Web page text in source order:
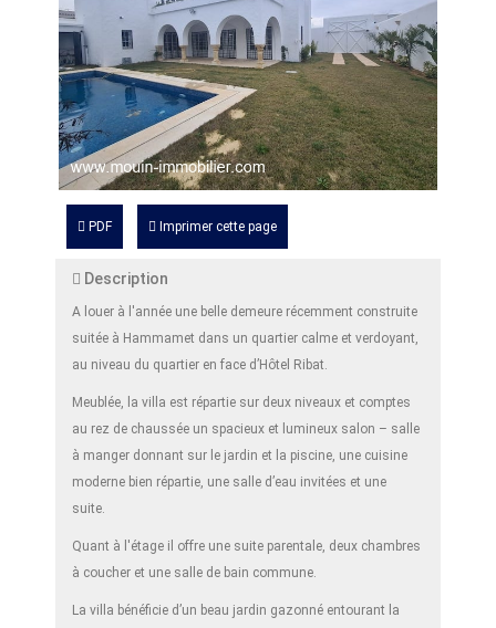
PDF Imprimer cette page
Description
A louer à l'année une belle demeure récemment construite
suitée à Hammamet dans un quartier calme et verdoyant,
au niveau du quartier en face d’Hôtel Ribat.
Meublée, la villa est répartie sur deux niveaux et comptes
au rez de chaussée un spacieux et lumineux salon – salle
à manger donnant sur le jardin et la piscine, une cuisine
moderne bien répartie, une salle d’eau invitées et une
suite.
Quant à l'étage il offre une suite parentale, deux chambres
à coucher et une salle de bain commune.
La villa bénéficie d’un beau jardin gazonné entourant la